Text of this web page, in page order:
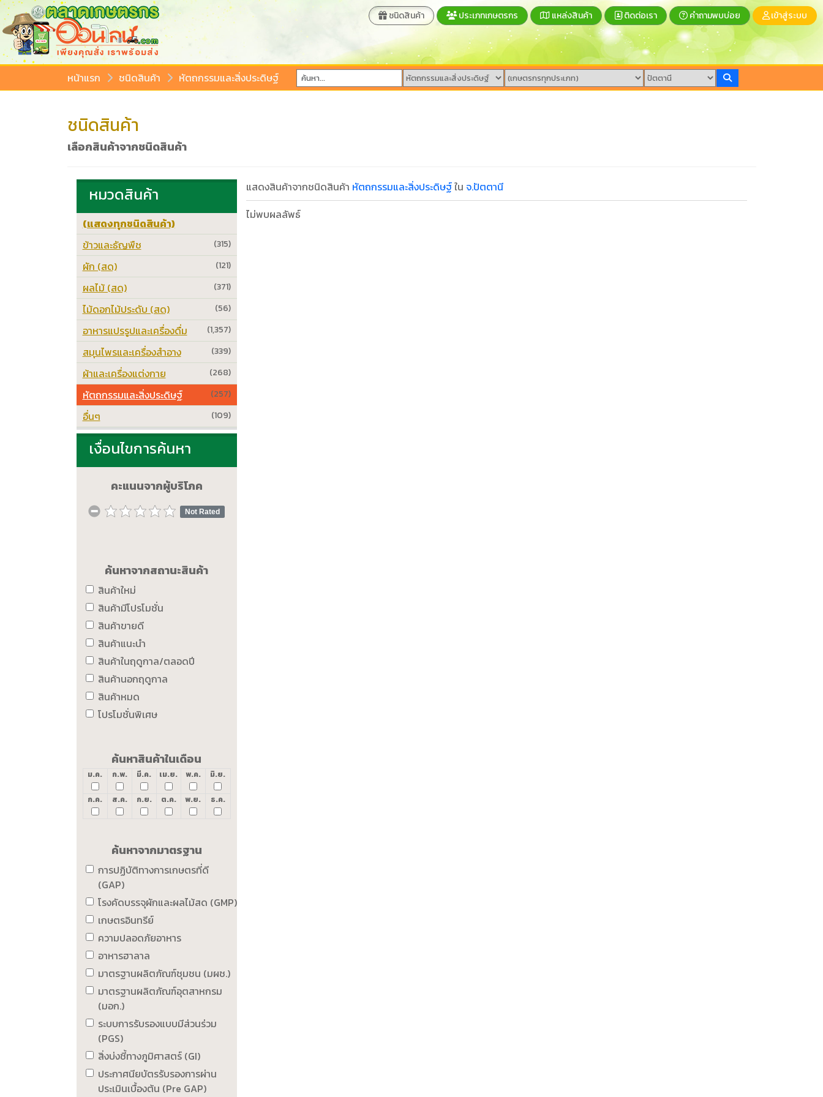
ชนิดสินค้า ประเภทเกษตรกร แหล่งสินค้า ติดต่อเรา คำถามพบบ่อย เข้าสู่ระบบ
หน้าแรก ชนิดสินค้า หัตถกรรมและสิ่งประดิษฐ์
ชนิดสินค้า
เลือกสินค้าจากชนิดสินค้า
แสดงสินค้าจากชนิดสินค้า หัตถกรรมและสิ่งประดิษฐ์ใน จ.ปัตตานี
ไม่พบผลลัพธ์
หมวดสินค้า
(แสดงทุกชนิดสินค้า)
(315)
ข้าวและธัญพืช
(121)
ผัก (สด)
(371)
ผลไม้ (สด)
(56)
ไม้ดอกไม้ประดับ (สด)
(1,357)
อาหารแปรรูปและเครื่องดื่ม
(339)
สมุนไพรและเครื่องสำอาง
(268)
ผ้าและเครื่องแต่งกาย
(257)
หัตถกรรมและสิ่งประดิษฐ์
(109)
อื่นๆ
เงื่อนไขการค้นหา
คะแนนจากผู้บริโภค
Not Rated
ค้นหาจากสถานะสินค้า
สินค้าใหม่
สินค้ามีโปรโมชั่น
สินค้าขายดี
สินค้าแนะนำ
สินค้าในฤดูกาล/ตลอดปี
สินค้านอกฤดูกาล
สินค้าหมด
โปรโมชั่นพิเศษ
ค้นหาสินค้าในเดือน
ม.ค. ก.พ. มี.ค. เม.ย. พ.ค. มิ.ย.
ก.ค. ส.ค. ก.ย. ต.ค. พ.ย. ธ.ค.
ค้นหาจากมาตรฐาน
การปฏิบัติทางการเกษตรที่ดี
(GAP)
โรงคัดบรรจุผักและผลไม้สด (GMP)
เกษตรอินทรีย์
ความปลอดภัยอาหาร
อาหารฮาลาล
มาตรฐานผลิตภัณฑ์ชุมชน (มผช.)
มาตรฐานผลิตภัณฑ์อุตสาหกรม
(มอก.)
ระบบการรับรองแบบมีส่วนร่วม
(PGS)
สิ่งบ่งชี้ทางภูมิศาสตร์ (GI)
ประกาศนียบัตรรับรองการผ่าน
ประเมินเบื้องต้น (Pre GAP)